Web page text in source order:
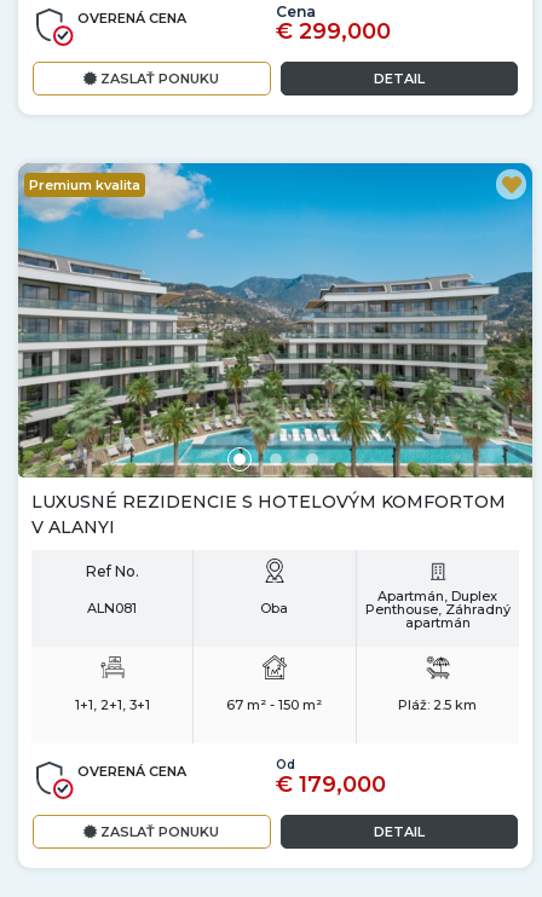
OVERENÁ CENA Cena
€ 299,000
ZASLAŤ PONUKU DETAIL
Premium kvalita
LUXUSNÉ REZIDENCIE S HOTELOVÝM KOMFORTOM
V ALANYI
Ref No.
ALN081 Oba
Apartmán, Duplex
Penthouse, Záhradný
apartmán
1+1, 2+1, 3+1 67 m² - 150 m² Pláž:2.5 km
OVERENÁ CENA Od
€ 179,000
ZASLAŤ PONUKU DETAIL